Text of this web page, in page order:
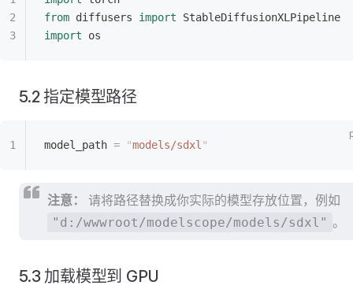
from diffusers import StableDiffusionXLPipeline
import os
5.2 指定模型路径
model_path = "models/sdxl "
注意： 请将路径替换成你实际的模型存放位置，例如
"d:/wwwroot/modelscope/models/sdxl" 。
5.3 加载模型到 GPU